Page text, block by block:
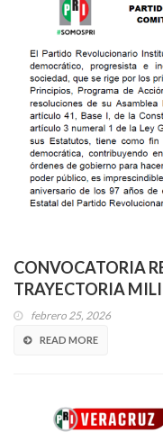
CONVOCATORIA
TRAYECTORIA
febrero 25, 2026
READ MORE